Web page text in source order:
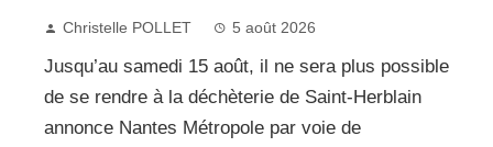
Christelle POLLET 5 août 2026
Jusqu’au samedi 15 août, il ne sera plus possible
de se rendre à la déchèterie de Saint-Herblain
annonce Nantes Métropole par voie de